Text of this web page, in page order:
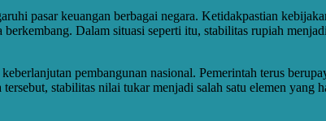
pasar keuangan berbagai negara. Ketidakpastian
Dalam situasi seperti itu, stabilitas rupiah
pembangunan nasional. Pemerintah terus
stabilitas nilai tukar menjadi salah satu elemen yang